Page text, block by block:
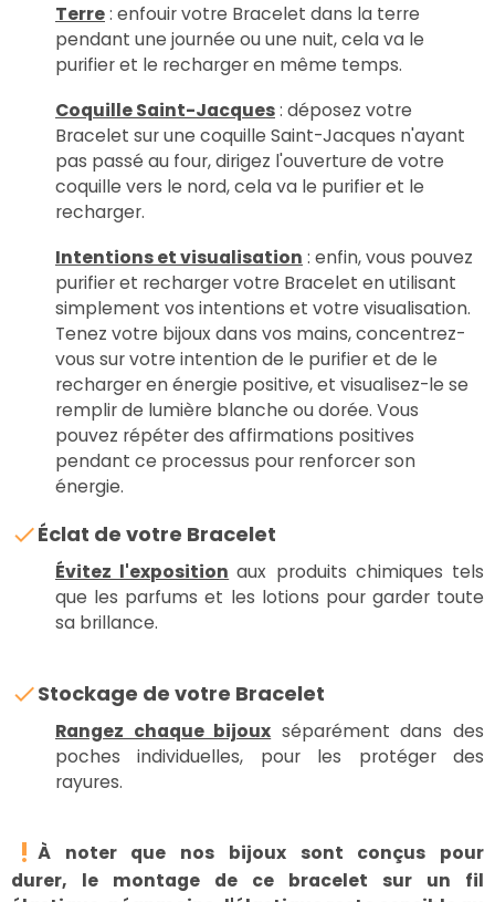
Terre: enfouir votre Bracelet dans la terre
pendant une journée ou une nuit, cela va le
purifier et le recharger en même temps.
Coquille Saint-Jacques: déposez votre
Bracelet sur une coquille Saint-Jacques n'ayant
pas passé au four, dirigez l'ouverture de votre
coquille vers le nord, cela va le purifier et le
recharger.
Intentions et visualisation : enfin, vous pouvez
purifier et recharger votre Bracelet en utilisant
simplement vos intentions et votre visualisation.
Tenez votre bijoux dans vos mains, concentrez-
vous sur votre intention de le purifier et de le
recharger en énergie positive, et visualisez-le se
remplir de lumière blanche ou dorée. Vous
pouvez répéter des affirmations positives
pendant ce processus pour renforcer son
énergie.
Éclat de votre Bracelet
Évitez l'exposition aux produits chimiques tels
que les parfums et les lotions pour garder toute
sa brillance.
Stockage de votre Bracelet
Rangez chaque bijoux séparément dans des
poches individuelles, pour les protéger des
rayures.
À noterque nos bijoux sont conçus pour
durer, le montage de ce bracelet sur un fil